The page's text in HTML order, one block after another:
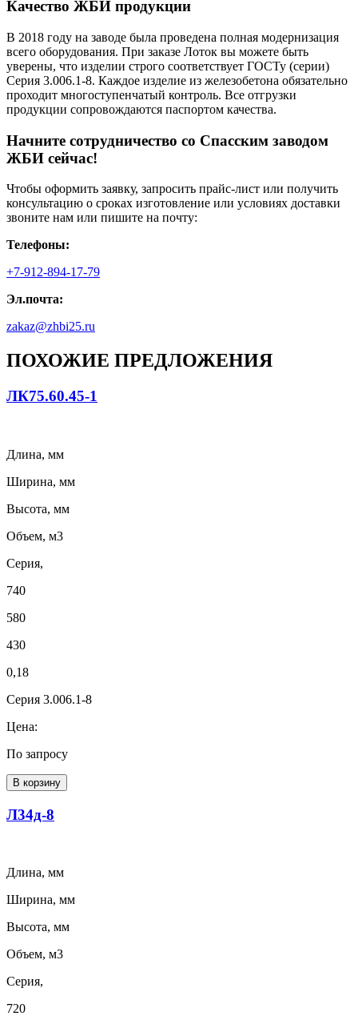
Качество ЖБИ продукции
В 2018 году на заводе была проведена полная модернизация
всего оборудования. При заказе Лоток вы можете быть
уверены, что изделии строго соответствует ГОСТу (серии)
Серия 3.006.1-8. Каждое изделие из железобетона обязательно
проходит многоступенчатый контроль. Все отгрузки
продукции сопровождаются паспортом качества.
Начните сотрудничество со Cпасским заводом
ЖБИ сейчас!
Чтобы оформить заявку, запросить прайс-лист или получить
консультацию о сроках изготовление или условиях доставки
звоните нам или пишите на почту:
Телефоны:
+7-912-894-17-79
Эл.почта:
zakaz@zhbi25.ru
ПОХОЖИЕ ПРЕДЛОЖЕНИЯ
ЛК75.60.45-1
Длина, мм
Ширина, мм
Высота, мм
Объем, м3
Серия,
740
580
430
0,18
Серия 3.006.1-8
Цена:
По запросу
В корзину
Л34д-8
Длина, мм
Ширина, мм
Высота, мм
Объем, м3
Серия,
720